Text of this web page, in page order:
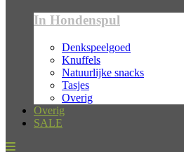
In Hondenspul
Denkspeelgoed
Knuffels
Natuurlijke snacks
Tasjes
Overig
Overig
SALE